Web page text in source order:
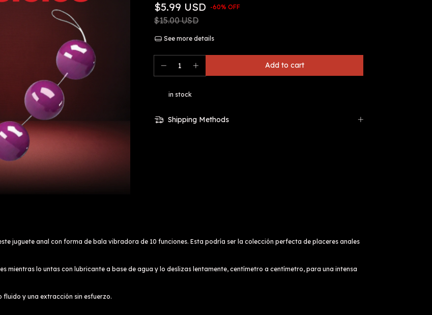
$5.99 USD -60% OFF
$15.00 USD
See more details
in stock
Shipping Methods
juguete anal con forma de bala vibradora de 10 funciones. Esta podría ser la colección perfecta de placeres anales
mientras lo untas con lubricante a base de agua y lo deslizas lentamente, centímetro a centímetro, para una intensa
y una extracción sin esfuerzo.